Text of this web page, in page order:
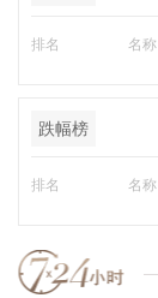
排名 名称
跌幅榜
排名 名称